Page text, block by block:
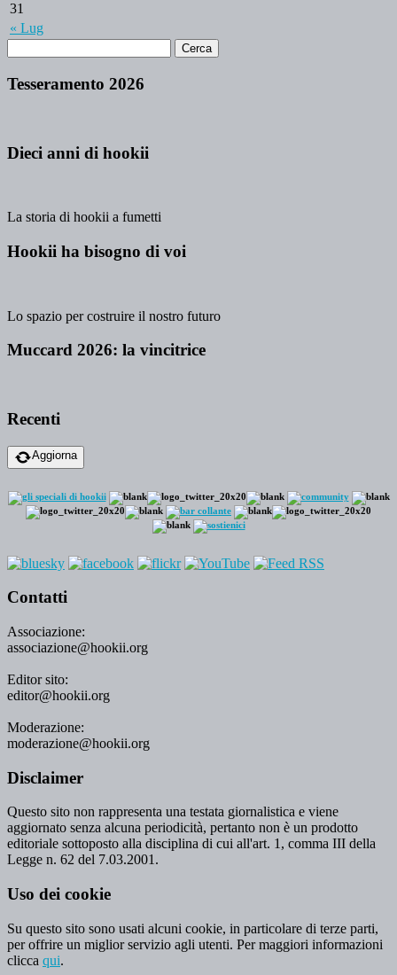
« Lug
31
Tesseramento 2026
Dieci anni di hookii
La storia di hookii a fumetti
Hookii ha bisogno di voi
Lo spazio per costruire il nostro futuro
Muccard 2026: la vincitrice
Recenti
Aggiorna
Contatti
Associazione:
associazione@hookii.org
Editor sito:
editor@hookii.org
Moderazione:
moderazione@hookii.org
Disclaimer
Questo sito non rappresenta una testata giornalistica e viene
aggiornato senza alcuna periodicità, pertanto non è un prodotto
editoriale sottoposto alla disciplina di cui all'art. 1, comma III della
Legge n. 62 del 7.03.2001.
Uso dei cookie
Su questo sito sono usati alcuni cookie, in particolare di terze parti,
per offrire un miglior servizio agli utenti. Per maggiori informazioni
clicca qui.